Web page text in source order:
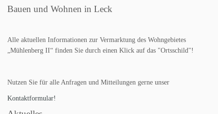
Bauen und Wohnen in Leck
Alle aktuellen Informationen zur Vermarktung des Wohngebietes
„Mühlenberg II“ finden Sie durch einen Klick auf das "Ortsschild"!
Nutzen Sie für alle Anfragen und Mitteilungen gerne unser
Kontaktformular!